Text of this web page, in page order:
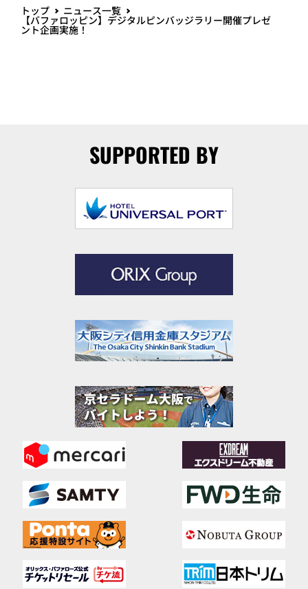
トップ ニュース一覧
【バファロッピン】デジタルピンバッジラリー開催プレゼ
ント企画実施！
SUPPORTED BY